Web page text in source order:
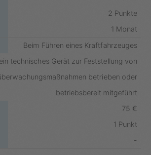
2 Punkte
1 Monat
Beim Führen eines Kraftfahrzeuges
technisches Gerät zur Feststellung von
betrieben oder
betriebsbereit mitgeführt
75 €
1 Punkt
-